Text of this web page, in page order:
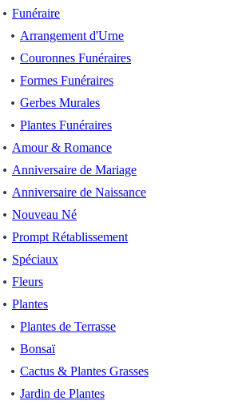
Funéraire
Arrangement d'Urne
Couronnes Funéraires
Formes Funéraires
Gerbes Murales
Plantes Funéraires
Amour & Romance
Anniversaire de Mariage
Anniversaire de Naissance
Nouveau Né
Prompt Rétablissement
Spéciaux
Fleurs
Plantes
Plantes de Terrasse
Bonsaï
Cactus & Plantes Grasses
Jardin de Plantes